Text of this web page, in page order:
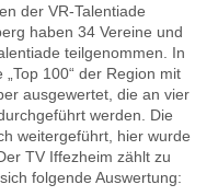
der VR-Talentiade
haben 34 Vereine und
teilgenommen. In
100“ der Region mit
ausgewertet, die an vier
werden. Die
weitergeführt, hier wurde
TV Iffezheim zählt zu
folgende Auswertung: